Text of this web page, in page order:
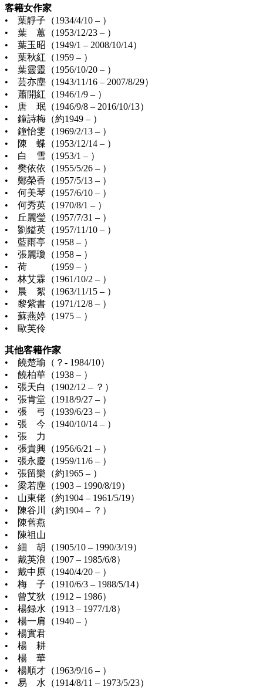
客籍女作家
• 葉靜子（1934/4/10 – ）
• 葉 蕙（1953/12/23 – ）
• 葉玉昭（1949/1 – 2008/10/14）
• 葉秋紅（1959 – ）
• 葉靈靈（1956/10/20 – ）
• 芸亦塵（1943/11/16 – 2007/8/29）
• 蕭開紅（1946/1/9 – ）
• 唐 珉（1946/9/8 – 2016/10/13）
• 鐘詩梅（約1949 – ）
• 鐘怡雯（1969/2/13 – ）
• 陳 蝶（1953/12/14 – ）
• 白 雪（1953/1 – ）
• 樊依依（1955/5/26 – ）
• 鄭榮香（1957/5/13 – ）
• 何美琴（1957/6/10 – ）
• 何秀英（1970/8/1 – ）
• 丘麗瑩（1957/7/31 – ）
• 劉鎰英（1957/11/10 – ）
• 藍雨亭（1958 – ）
• 張麗瓊（1958 – ）
• 荷 （1959 – ）
• 林艾霖（1961/10/2 – ）
• 晨 絮（1963/11/15 – ）
• 黎紫書（1971/12/8 – ）
• 蘇燕婷（1975 – ）
• 歐芙伶
其他客籍作家
• 饒楚瑜（？- 1984/10）
• 饒柏華（1938 – ）
• 張天白（1902/12 – ？）
• 張肯堂（1918/9/27 – ）
• 張 弓（1939/6/23 – ）
• 張 今（1940/10/14 – ）
• 張 力
• 張貴興（1956/6/21 – ）
• 張永慶（1959/11/6 – ）
• 張留樂（約1965 – ）
• 梁若塵（1903 – 1990/8/19）
• 山東佬（約1904 – 1961/5/19）
• 陳谷川（約1904 – ？）
• 陳舊燕
• 陳祖山
• 細 胡（1905/10 – 1990/3/19）
• 戴英浪（1907 – 1985/6/8）
• 戴中原（1940/4/20 – ）
• 梅 子（1910/6/3 – 1988/5/14）
• 曾艾狄（1912 – 1986）
• 楊録水（1913 – 1977/1/8）
• 楊一肩（1940 – ）
• 楊實君
• 楊 耕
• 楊 華
• 楊順才（1963/9/16 – ）
• 易 水（1914/8/11 – 1973/5/23）